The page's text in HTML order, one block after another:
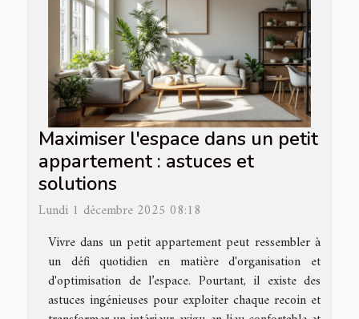
Maximiser l'espace dans un petit
appartement : astuces et
solutions
Lundi 1 décembre 2025 08:18
Vivre dans un petit appartement peut ressembler à
un défi quotidien en matière d'organisation et
d'optimisation de l’espace. Pourtant, il existe des
astuces ingénieuses pour exploiter chaque recoin et